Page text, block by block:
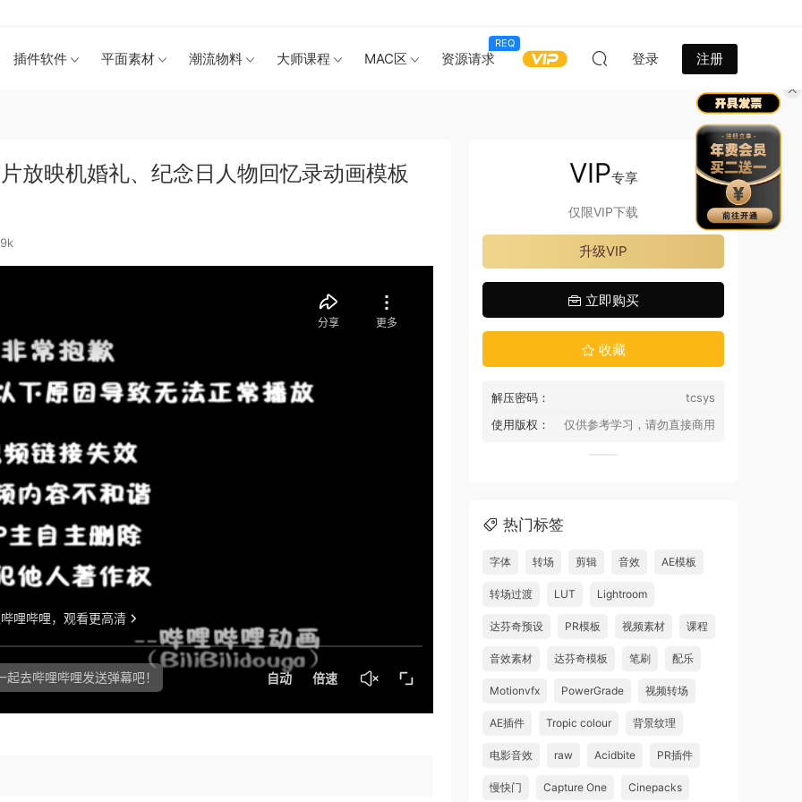
插件软件 平面素材 潮流物料 大师课程 MAC区 资源请求
REQ
登录 注册
放映机婚礼、纪念日人物回忆录动画模板 VIP专享
仅限VIP下载
升级VIP
立即购买
收藏
解压密码：
tcsys
使用版权：
仅供参考学习，请勿直接商用
热门标签
字体 转场 剪辑 音效 AE模板
转场过渡 LUT Lightroom
达芬奇预设 PR模板 视频素材 课程
音效素材 达芬奇模板 笔刷 配乐
Motionvfx PowerGrade 视频转场
AE插件 Tropic colour 背景纹理
电影音效 raw Acidbite PR插件
慢快门 Capture One Cinepacks